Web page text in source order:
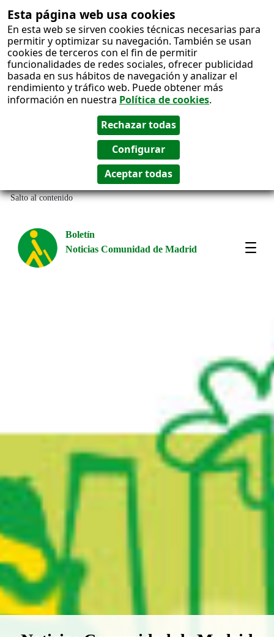
Esta página web usa cookies
En esta web se sirven cookies técnicas necesarias para
permitir y optimizar su navegación. También se usan
cookies de terceros con el fin de permitir
funcionalidades de redes sociales, ofrecer publicidad
basada en sus hábitos de navegación y analizar el
rendimiento y tráfico web. Puede obtener más
información en nuestra Política de cookies.
Salto al contenido
Boletín
Noticias Comunidad de Madrid